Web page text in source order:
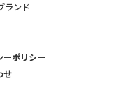
ランド
ーポリシー
せ